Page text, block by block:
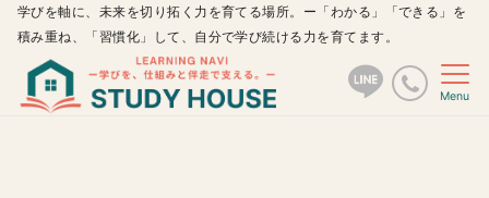
学びを軸に、未来を切り拓く力を育てる場所。ー「わかる」「できる」を
積み重ね、「習慣化」して、自分で学び続ける力を育てます。
Menu